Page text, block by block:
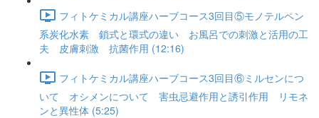
フィトケミカル講座ハーブコース3回目⑤モノテルペン
系炭化水素 鎖式と環式の違い お風呂での刺激と活用の工
夫 皮膚刺激 抗菌作用 (12:16)
フィトケミカル講座ハーブコース3回目⑥ミルセンにつ
いて オシメンについて 害虫忌避作用と誘引作用 リモネ
ンと異性体 (5:25)